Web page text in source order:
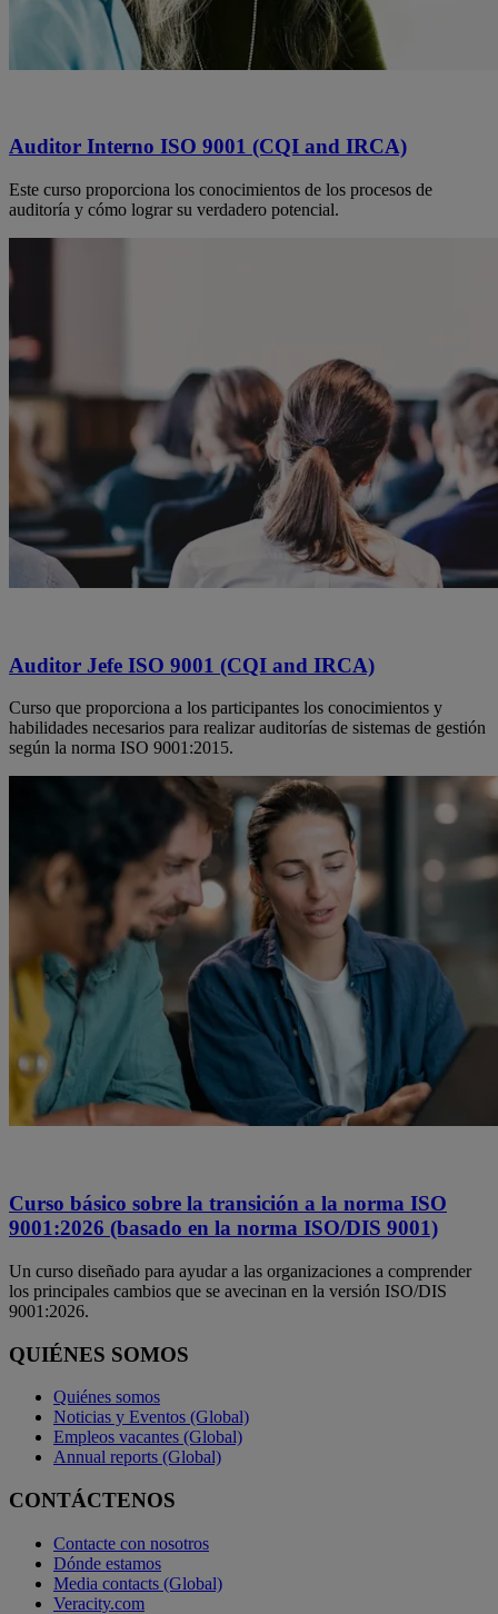
Auditor Interno ISO 9001 (CQI and IRCA)
Este curso proporciona los conocimientos de los procesos de
auditoría y cómo lograr su verdadero potencial.
Auditor Jefe ISO 9001 (CQI and IRCA)
Curso que proporciona a los participantes los conocimientos y
habilidades necesarios para realizar auditorías de sistemas de gestión
según la norma ISO 9001:2015.
Curso básico sobre la transición a la norma ISO
9001:2026 (basado en la norma ISO/DIS 9001)
Un curso diseñado para ayudar a las organizaciones a comprender
los principales cambios que se avecinan en la versión ISO/DIS
9001:2026.
QUIÉNES SOMOS
Quiénes somos
Noticias y Eventos (Global)
Empleos vacantes (Global)
Annual reports (Global)
CONTÁCTENOS
Contacte con nosotros
Dónde estamos
Media contacts (Global)
Veracity.com